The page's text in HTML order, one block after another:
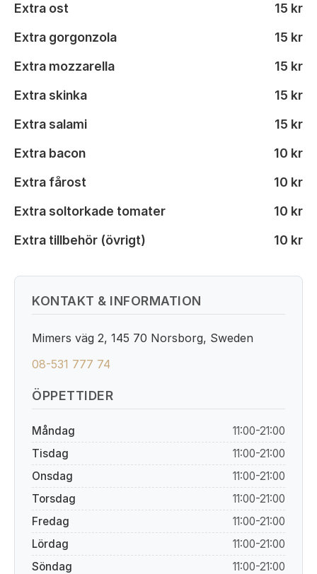
Extra ost
15 kr
Extra gorgonzola
15 kr
Extra mozzarella
15 kr
Extra skinka
15 kr
Extra salami
15 kr
Extra bacon
10 kr
Extra fårost
10 kr
Extra soltorkade tomater
10 kr
Extra tillbehör (övrigt)
10 kr
KONTAKT & INFORMATION
Mimers väg 2, 145 70 Norsborg, Sweden
08-531 777 74
ÖPPETTIDER
Måndag
11:00-21:00
Tisdag
11:00-21:00
Onsdag
11:00-21:00
Torsdag
11:00-21:00
Fredag
11:00-21:00
Lördag
11:00-21:00
Söndag
11:00-21:00